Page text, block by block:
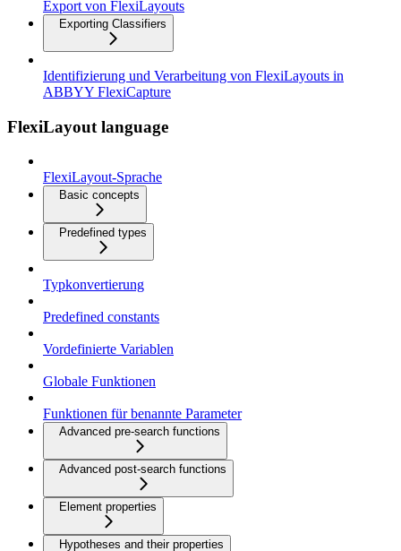
Export von FlexiLayouts
Exporting Classifiers
Identifizierung und Verarbeitung von FlexiLayouts in
ABBYY FlexiCapture
FlexiLayout language
FlexiLayout-Sprache
Basic concepts
Predefined types
Typkonvertierung
Predefined constants
Vordefinierte Variablen
Globale Funktionen
Funktionen für benannte Parameter
Advanced pre-search functions
Advanced post-search functions
Element properties
Hypotheses and their properties